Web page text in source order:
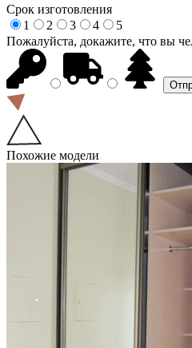
Срок изготовления
1
2 3 4
5
Пожалуйста, докажите, что вы
Похожие модели